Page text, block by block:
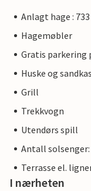
Anlagt hage :
Hagemøbler
Gratis parkering
Huske og
Grill
Trekkvogn
Utendørs spill
Antall solsenger:
Terrasse el.
I nærheten